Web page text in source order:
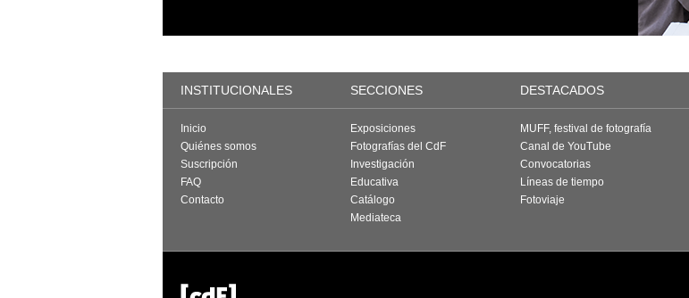
INSTITUCIONALES SECCIONES DESTACADOS
Inicio
Quiénes somos
Suscripción
FAQ
Contacto
Exposiciones
Fotografías del CdF
Investigación
Educativa
Catálogo
Mediateca
MUFF, festival de fotografía
Canal de YouTube
Convocatorias
Líneas de tiempo
Fotoviaje